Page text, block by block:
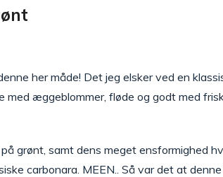
her måde! Det jeg elsker ved en
æggeblommer, fløde og godt med
grønt, samt dens meget ensformighed
carbonara. MEEN.. Så var det at